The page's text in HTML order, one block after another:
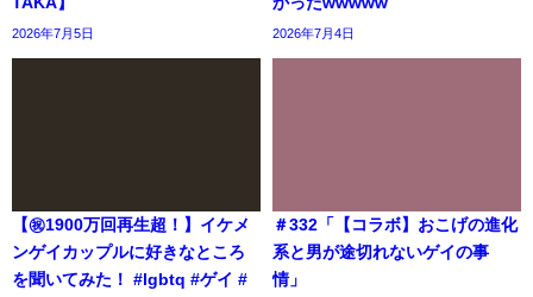
2026年7月5日 2026年7月4日
【㊗️1900万回再生超！】イケメ
ンゲイカップルに好きなところ
を聞いてみた！ #lgbtq #ゲイ #
＃332「【コラボ】おこげの進化
系と男が途切れないゲイの事
情」